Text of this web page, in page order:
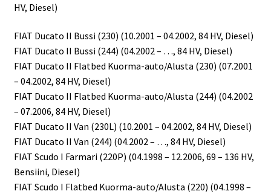
HV, Diesel)
FIAT Ducato II Bussi (230) (10.2001 – 04.2002, 84 HV, Diesel)
FIAT Ducato II Bussi (244) (04.2002 – …, 84 HV, Diesel)
FIAT Ducato II Flatbed Kuorma-auto/Alusta (230) (07.2001
– 04.2002, 84 HV, Diesel)
FIAT Ducato II Flatbed Kuorma-auto/Alusta (244) (04.2002
– 07.2006, 84 HV, Diesel)
FIAT Ducato II Van (230L) (10.2001 – 04.2002, 84 HV, Diesel)
FIAT Ducato II Van (244) (04.2002 – …, 84 HV, Diesel)
FIAT Scudo I Farmari (220P) (04.1998 – 12.2006, 69 – 136 HV,
Bensiini, Diesel)
FIAT Scudo I Flatbed Kuorma-auto/Alusta (220) (04.1998 –